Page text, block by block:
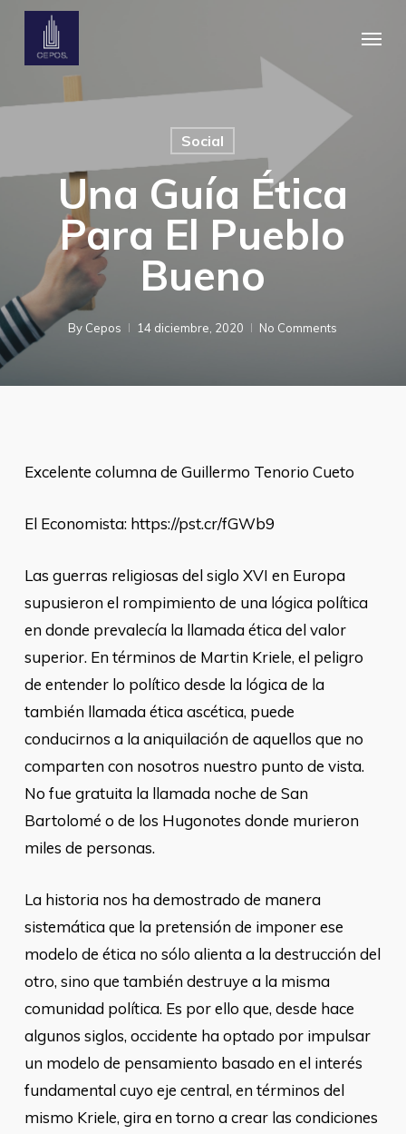
Skip
main
Menu
Social
Una Guía Ética
Para El Pueblo
Bueno
By Cepos 14 diciembre, 2020 No Comments
Excelente columna de Guillermo Tenorio Cueto
El Economista: https://pst.cr/fGWb9
Las guerras religiosas del siglo XVI en Europa
supusieron el rompimiento de una lógica política
en donde prevalecía la llamada ética del valor
superior. En términos de Martin Kriele, el peligro
de entender lo político desde la lógica de la
también llamada ética ascética, puede
conducirnos a la aniquilación de aquellos que no
comparten con nosotros nuestro punto de vista.
No fue gratuita la llamada noche de San
Bartolomé o de los Hugonotes donde murieron
miles de personas.
La historia nos ha demostrado de manera
sistemática que la pretensión de imponer ese
modelo de ética no sólo alienta a la destrucción del
otro, sino que también destruye a la misma
comunidad política. Es por ello que, desde hace
algunos siglos, occidente ha optado por impulsar
un modelo de pensamiento basado en el interés
fundamental cuyo eje central, en términos del
mismo Kriele, gira en torno a crear las condiciones